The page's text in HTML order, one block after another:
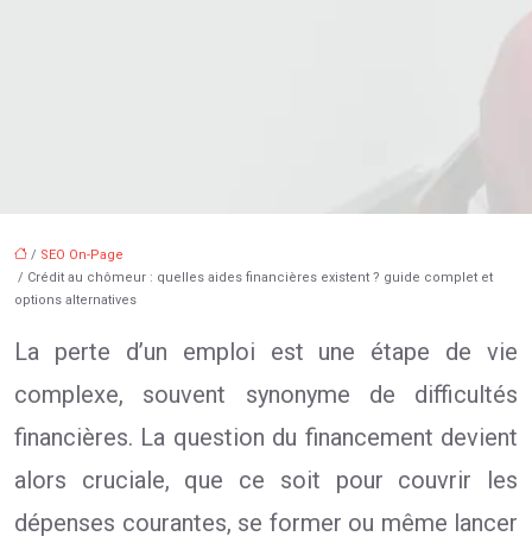
/ SEO On-Page
/ Crédit au chômeur : quelles aides financières existent ? guide complet et
options alternatives
La perte d’un emploi est une étape de vie
complexe, souvent synonyme de difficultés
financières. La question du financement devient
alors cruciale, que ce soit pour couvrir les
dépenses courantes, se former ou même lancer